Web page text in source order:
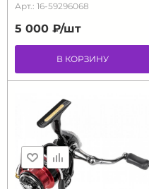
Арт.: 16-59296068
5 000 ₽/шт
В КОРЗИНУ